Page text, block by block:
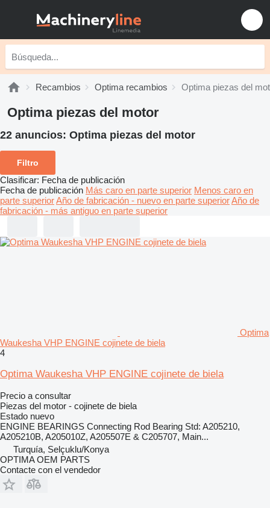
Recambios Optima recambios Optima piezas del
Optima piezas del motor
22 anuncios: Optima piezas del motor
Filtro
Clasificar: Fecha de publicación
Fecha de publicación Más caro en parte superior Menos caro en
parte superiorAño de fabricación - nuevo en parte superiorAño de
fabricación - más antiguo en parte superior
Optima
Waukesha VHP ENGINE cojinete de biela
4
Optima Waukesha VHP ENGINE cojinete de biela
Precio a consultar
Piezas del motor - cojinete de biela
Estado nuevo
ENGINE BEARINGS Connecting Rod Bearing Std: A205210,
A205210B, A205010Z, A205507E & C205707, Main...
Turquía, Selçuklu/Konya
OPTIMA OEM PARTS
Contacte con el vendedor